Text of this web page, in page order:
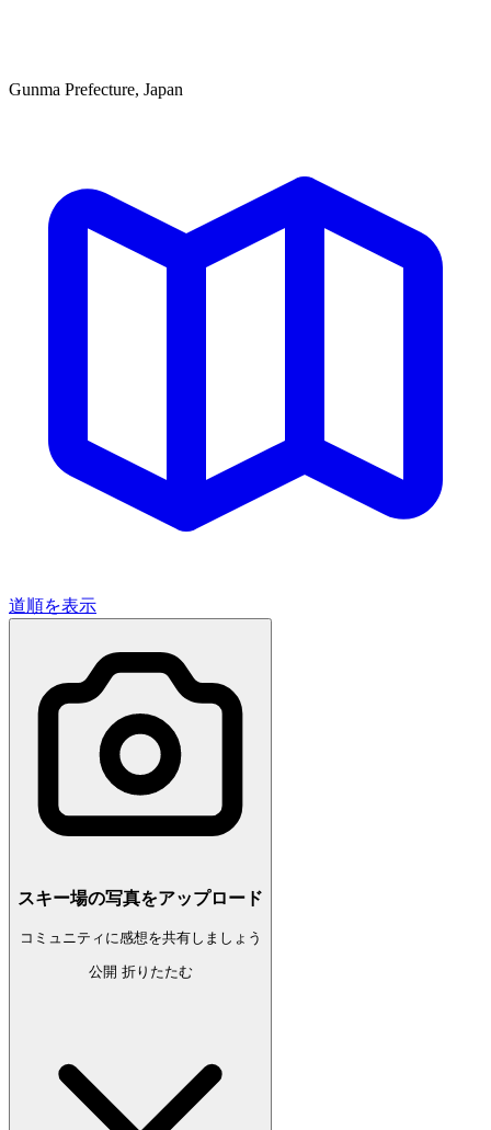
Gunma Prefecture, Japan
道順を表示
スキー場の写真をアップロード
コミュニティに感想を共有しましょう
公開 折りたたむ